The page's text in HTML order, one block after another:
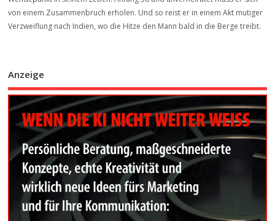
von einem Zusammenbruch erholen. Und so reist er in einem Akt mutiger
Verzweiflung nach Indien, wo die Hitze den Mann bald in die Berge treibt.
Anzeige